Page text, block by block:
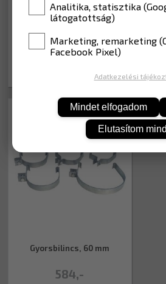
Gyorsbilincs, 89 mm
584,-
Gyorsbilincs, 60 mm
Analitika, statisztika
látogatottság)
Marketing, remarketing
Facebook Pixel)
Adatkezelési
Mindet elfogadom
Elutasítom